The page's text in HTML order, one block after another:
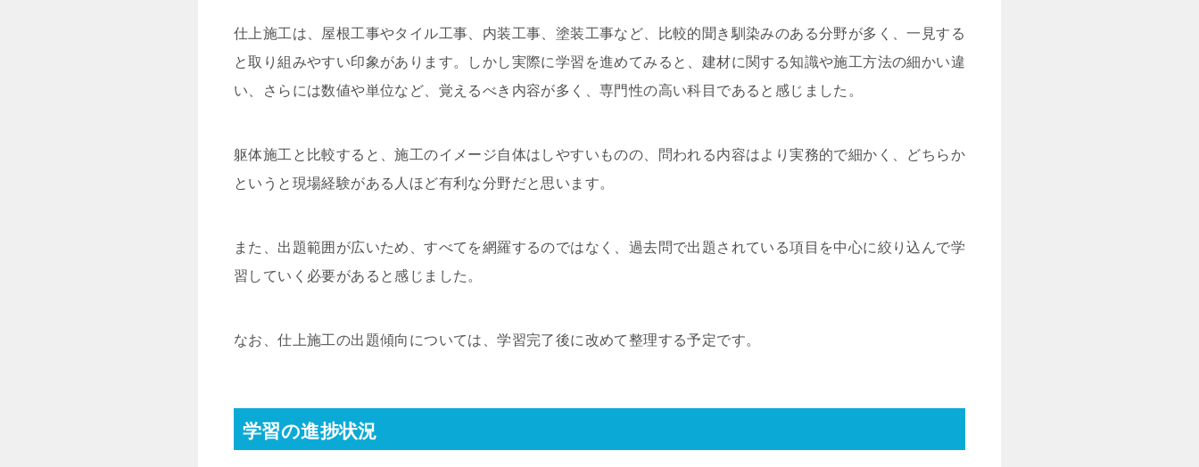
仕上施工は、屋根工事やタイル工事、内装工事、塗装工事など、比較的聞き馴染みのある分野が多く、一見する
と取り組みやすい印象があります。しかし実際に学習を進めてみると、建材に関する知識や施工方法の細かい違
い、さらには数値や単位など、覚えるべき内容が多く、専門性の高い科目であると感じました。
躯体施工と比較すると、施工のイメージ自体はしやすいものの、問われる内容はより実務的で細かく、どちらか
というと現場経験がある人ほど有利な分野だと思います。
また、出題範囲が広いため、すべてを網羅するのではなく、過去問で出題されている項目を中心に絞り込んで学
習していく必要があると感じました。
なお、仕上施工の出題傾向については、学習完了後に改めて整理する予定です。
学習の進捗状況